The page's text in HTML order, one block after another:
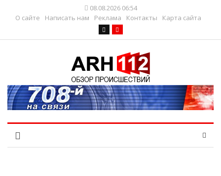
08.08.2026 06:54
О сайте
Написать нам Реклама Контакты Карта сайта